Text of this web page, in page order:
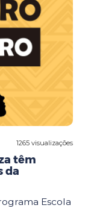
1265 visualizações
têm
da
Escola